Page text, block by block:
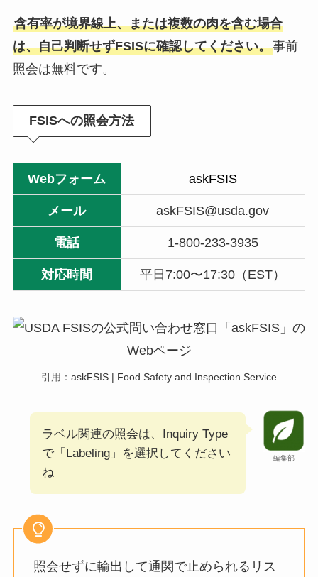
含有率が境界線上、または複数の肉を含む場合
は、自己判断せずFSISに確認してください。事前
照会は無料です。
FSISへの照会方法
Webフォーム askFSIS
メール askFSIS@usda.gov
電話 1-800-233-3935
対応時間 平日7:00〜17:30（EST）
引用： askFSIS | Food Safety and Inspection Service
編集部
ラベル関連の照会は、Inquiry Type
で「Labeling」を選択してください
ね
照会せずに輸出して通関で止められるリス